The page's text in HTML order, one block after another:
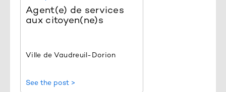
Agent(e) de services
aux citoyen(ne)s
Ville de Vaudreuil-Dorion
See the post >